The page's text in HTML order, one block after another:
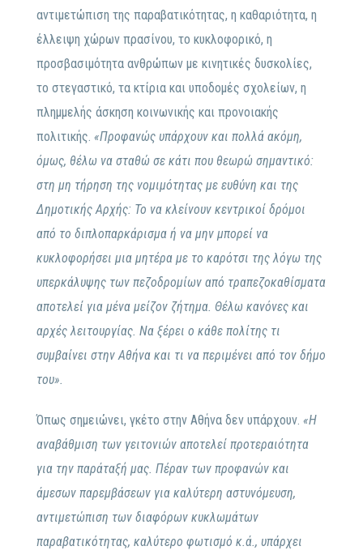
αντιμετώπιση της παραβατικότητας, η καθαριότητα, η
έλλειψη χώρων πρασίνου, το κυκλοφορικό, η
προσβασιμότητα ανθρώπων με κινητικές δυσκολίες,
το στεγαστικό, τα κτίρια και υποδομές σχολείων, η
πλημμελής άσκηση κοινωνικής και προνοιακής
πολιτικής. «Προφανώς υπάρχουν και πολλά ακόμη,
όμως, θέλω να σταθώ σε κάτι που θεωρώ σημαντικό:
στη μη τήρηση της νομιμότητας με ευθύνη και της
Δημοτικής Αρχής: Το να κλείνουν κεντρικοί δρόμοι
από το διπλοπαρκάρισμα ή να μην μπορεί να
κυκλοφορήσει μια μητέρα με το καρότσι της λόγω της
υπερκάλυψης των πεζοδρομίων από τραπεζοκαθίσματα
αποτελεί για μένα μείζον ζήτημα. Θέλω κανόνες και
αρχές λειτουργίας. Να ξέρει ο κάθε πολίτης τι
συμβαίνει στην Αθήνα και τι να περιμένει από τον δήμο
του».
Όπως σημειώνει, γκέτο στην Αθήνα δεν υπάρχουν. «Η
αναβάθμιση των γειτονιών αποτελεί προτεραιότητα
για την παράταξή μας. Πέραν των προφανών και
άμεσων παρεμβάσεων για καλύτερη αστυνόμευση,
αντιμετώπιση των διαφόρων κυκλωμάτων
παραβατικότητας, καλύτερο φωτισμό κ.ά., υπάρχει